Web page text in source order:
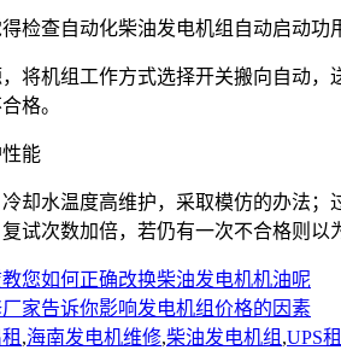
检查自动化柴油发电机组自动启动功
将机组工作方式选择开关搬向自动
格。
能
却水温度高维护，采取模仿的办法
试次数加倍，若仍有一次不合格则以
您如何正确改换柴油发电机机油呢
家告诉你影响发电机组价格的因素
,海南发电机维修,柴油发电机组 ,UPS